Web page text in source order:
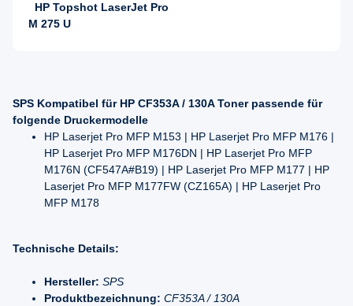
HP Topshot LaserJet Pro
M 275 U
SPS Kompatibel für HP CF353A / 130A Toner passende für
folgende Druckermodelle
HP Laserjet Pro MFP M153 | HP Laserjet Pro MFP M176 |
HP Laserjet Pro MFP M176DN | HP Laserjet Pro MFP
M176N (CF547A#B19) | HP Laserjet Pro MFP M177 | HP
Laserjet Pro MFP M177FW (CZ165A) | HP Laserjet Pro
MFP M178
Technische Details:
Hersteller: SPS
Produktbezeichnung: CF353A / 130A